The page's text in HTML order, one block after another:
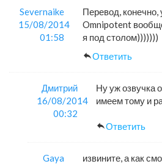
Severnaike
15/08/2014
01:58
Перевод,
Omnipotent
я под столом)))))))
Ответить
Дмитрий
16/08/2014
00:32
Ну уж озвучка
имеем тому и
Ответить
Gaya
извините, а как